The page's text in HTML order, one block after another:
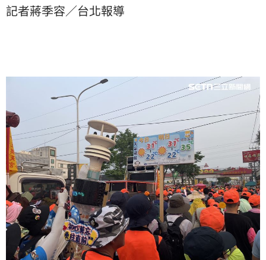
記者蔣季容／台北報導